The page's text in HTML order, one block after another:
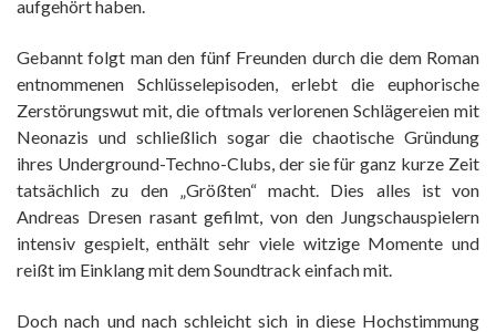
aufgehört haben.
Gebannt folgt man den fünf Freunden durch die dem Roman
entnommenen Schlüsselepisoden, erlebt die euphorische
Zerstörungswut mit, die oftmals verlorenen Schlägereien mit
Neonazis und schließlich sogar die chaotische Gründung
ihres Underground-Techno-Clubs, der sie für ganz kurze Zeit
tatsächlich zu den „Größten“ macht. Dies alles ist von
Andreas Dresen rasant gefilmt, von den Jungschauspielern
intensiv gespielt, enthält sehr viele witzige Momente und
reißt im Einklang mit dem Soundtrack einfach mit.
Doch nach und nach schleicht sich in diese Hochstimmung